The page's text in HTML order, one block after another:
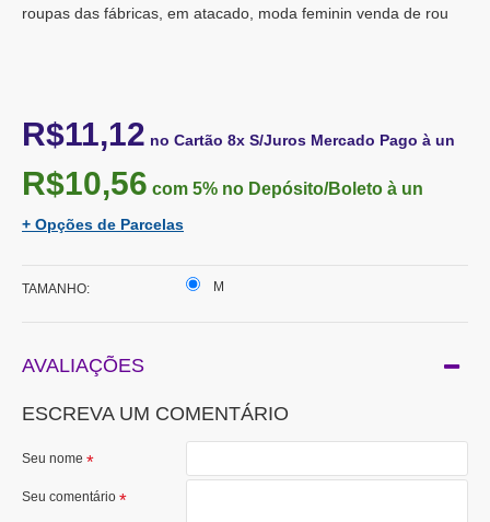
roupas das fábricas, em atacado, moda feminin venda de rou
R$11,12 no Cartão 8x S/Juros Mercado Pago à un
R$10,56 com 5% no Depósito/Boleto à un
+ Opções de Parcelas
TAMANHO: M
AVALIAÇÕES
ESCREVA UM COMENTÁRIO
Seu nome
Seu comentário